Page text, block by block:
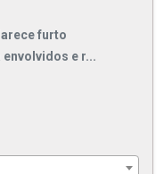
furto
e r...